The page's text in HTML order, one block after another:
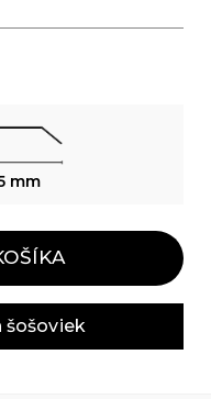
mm
šošoviek